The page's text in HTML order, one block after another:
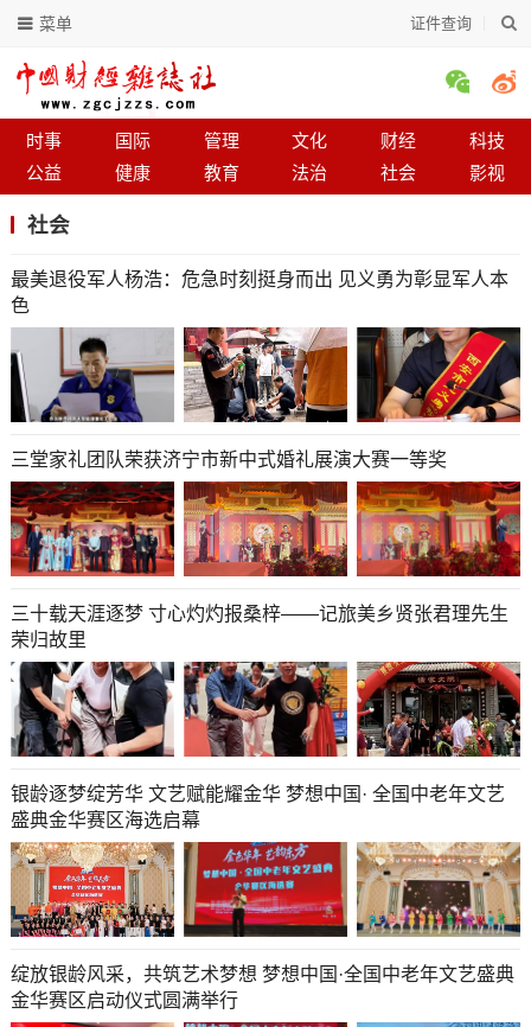
证件查询
菜单
时事 国际 管理 文化 财经
科技
公益
健康 教育 法治 社会 影视
社会
最美退役军人杨浩：危急时刻挺身而出 见义勇为彰显军人本
色
三堂家礼团队荣获济宁市新中式婚礼展演大赛一等奖
三十载天涯逐梦 寸心灼灼报桑梓——记旅美乡贤张君理先生
荣归故里
银龄逐梦绽芳华 文艺赋能耀金华 梦想中国· 全国中老年文艺
盛典金华赛区海选启幕
绽放银龄风采，共筑艺术梦想 梦想中国·全国中老年文艺盛典
金华赛区启动仪式圆满举行